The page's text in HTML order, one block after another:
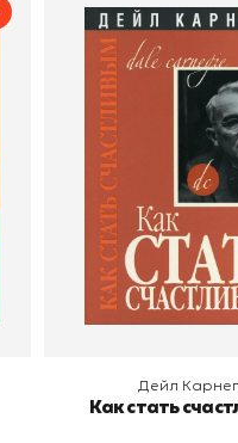
Как стать
Автор
Издательство
В корзину
Дейл
Как стать